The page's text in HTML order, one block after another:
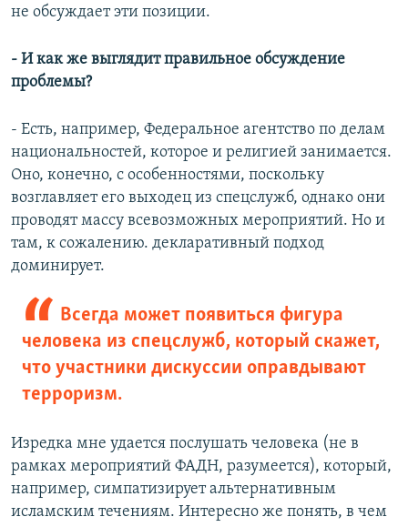
не обсуждает эти позиции.
- И как же выглядит правильное обсуждение
проблемы?
- Есть, например, Федеральное агентство по делам
национальностей, которое и религией занимается.
Оно, конечно, с особенностями, поскольку
возглавляет его выходец из спецслужб, однако они
проводят массу всевозможных мероприятий. Но и
там, к сожалению. декларативный подход
доминирует.
Всегда может появиться фигура
человека из спецслужб, который скажет,
что участники дискуссии оправдывают
терроризм.
Изредка мне удается послушать человека (не в
рамках мероприятий ФАДН, разумеется), который,
например, симпатизирует альтернативным
исламским течениям. Интересно же понять, в чем